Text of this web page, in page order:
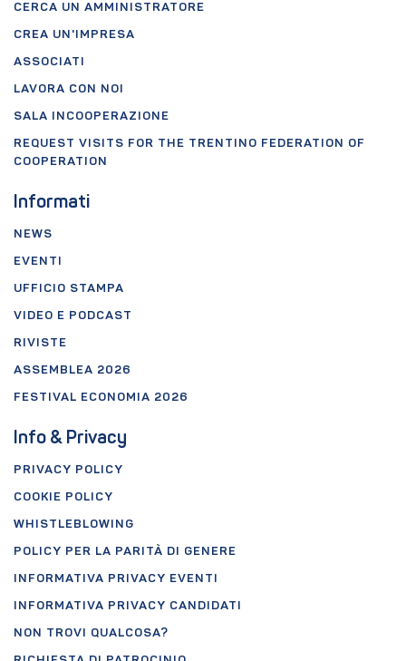
CERCA UN AMMINISTRATORE
CREA UN'IMPRESA
ASSOCIATI
LAVORA CON NOI
SALA INCOOPERAZIONE
REQUEST VISITS FOR THE TRENTINO FEDERATION OF
COOPERATION
Informati
NEWS
EVENTI
UFFICIO STAMPA
VIDEO E PODCAST
RIVISTE
ASSEMBLEA 2026
FESTIVAL ECONOMIA 2026
Info & Privacy
PRIVACY POLICY
COOKIE POLICY
WHISTLEBLOWING
POLICY PER LA PARITÀ DI GENERE
INFORMATIVA PRIVACY EVENTI
INFORMATIVA PRIVACY CANDIDATI
NON TROVI QUALCOSA?